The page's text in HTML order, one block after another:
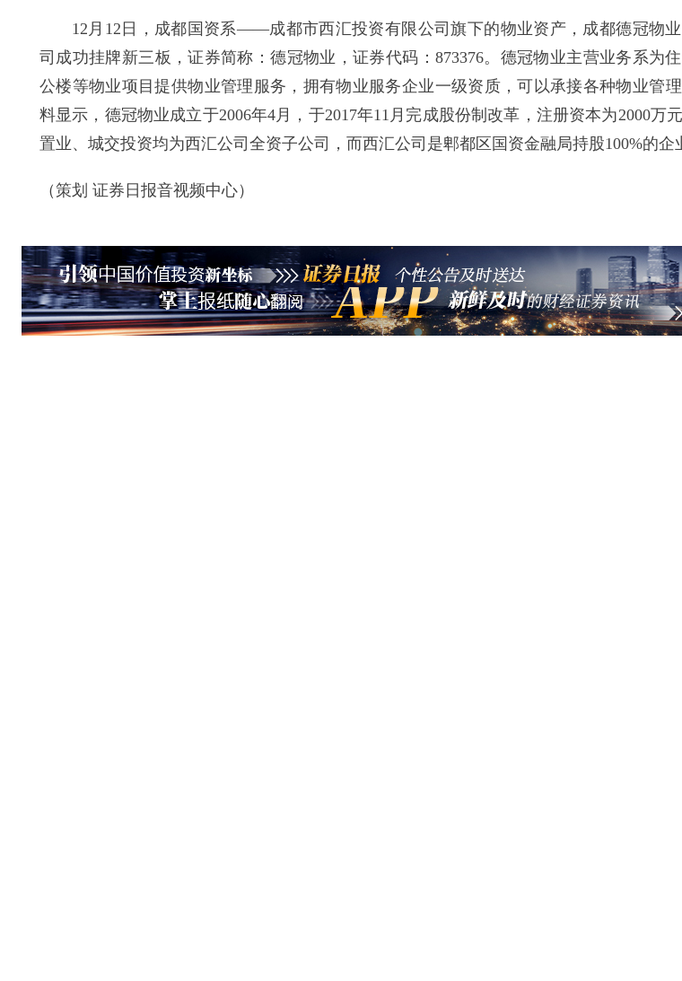
12月12日，成都国资系——成都市西汇投资有限公司旗下的物业资产，成都德冠物业
司成功挂牌新三板，证券简称：德冠物业，证券代码：873376。德冠物业主营业务系为
公楼等物业项目提供物业管理服务，拥有物业服务企业一级资质，可以承接各种物业管
料显示，德冠物业成立于2006年4月，于2017年11月完成股份制改革，注册资本为2000万
置业、城交投资均为西汇公司全资子公司，而西汇公司是郫都区国资金融局持股100%的企
（策划 证券日报音视频中心）